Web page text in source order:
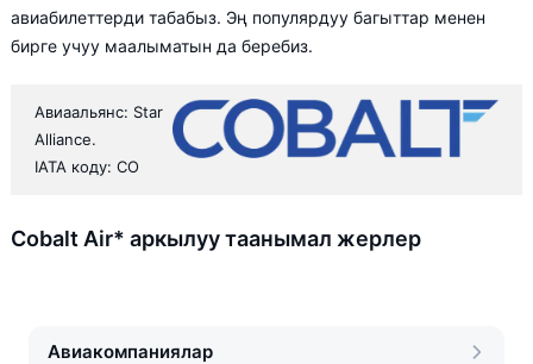
авиабилеттерди табабыз. Эң популярдуу багыттар менен
бирге учуу маалыматын да беребиз.
Авиаальянс: Star
Alliance.
IATA коду: CO
Cobalt Air* аркылуу таанымал жерлер
Авиакомпаниялар